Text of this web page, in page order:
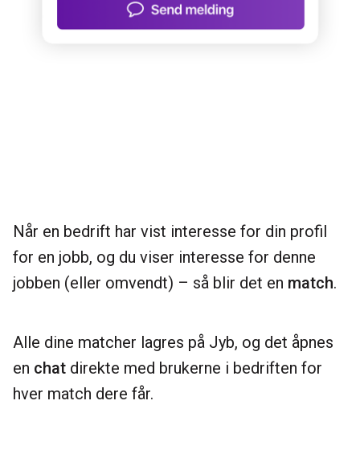
Når en bedrift har vist interesse for din profil
for en jobb, og du viser interesse for denne
jobben (eller omvendt) – så blir det en match.
Alle dine matcher lagres på Jyb, og det åpnes
en chat direkte med brukerne i bedriften for
hver match dere får.